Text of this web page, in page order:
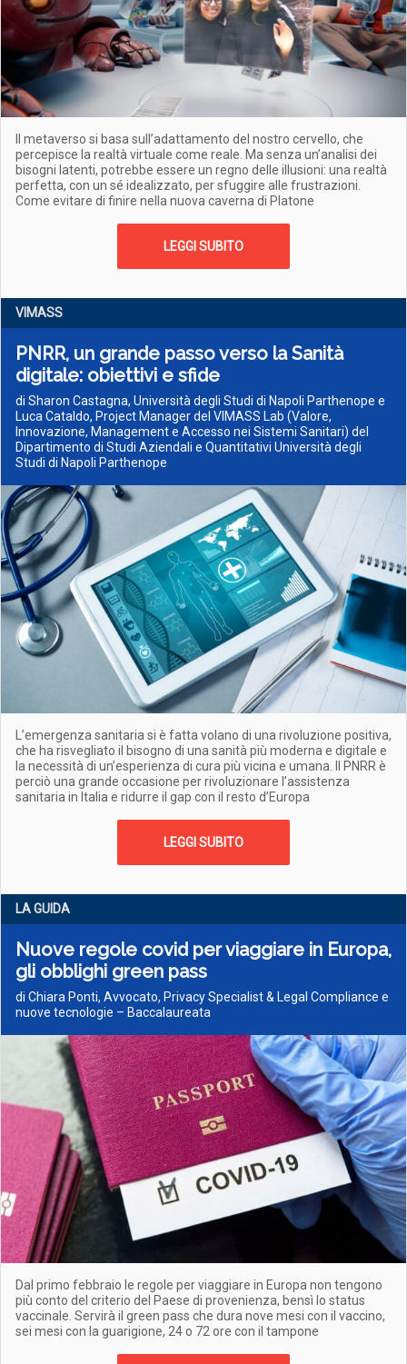
Il metaverso si basa sull’adattamento del nostro cervello, che
percepisce la realtà virtuale come reale. Ma senza un’analisi dei
bisogni latenti, potrebbe essere un regno delle illusioni: una realtà
perfetta, con un sé idealizzato, per sfuggire alle frustrazioni.
Come evitare di finire nella nuova caverna di Platone
LEGGI SUBITO
VIMASS
PNRR, un grande passo verso la Sanità
digitale: obiettivi e sfide
di Sharon Castagna, Università degli Studi di Napoli Parthenope e
Luca Cataldo, Project Manager del VIMASS Lab (Valore,
Innovazione, Management e Accesso nei Sistemi Sanitari) del
Dipartimento di Studi Aziendali e Quantitativi Università degli
Studi di Napoli Parthenope
L’emergenza sanitaria si è fatta volano di una rivoluzione positiva,
che ha risvegliato il bisogno di una sanità più moderna e digitale e
la necessità di un’esperienza di cura più vicina e umana. Il PNRR è
perciò una grande occasione per rivoluzionare l’assistenza
sanitaria in Italia e ridurre il gap con il resto d’Europa
LEGGI SUBITO
LA GUIDA
Nuove regole covid per viaggiare in Europa,
gli obblighi green pass
di Chiara Ponti, Avvocato, Privacy Specialist & Legal Compliance e
nuove tecnologie – Baccalaureata
Dal primo febbraio le regole per viaggiare in Europa non tengono
più conto del criterio del Paese di provenienza, bensì lo status
vaccinale. Servirà il green pass che dura nove mesi con il vaccino,
sei mesi con la guarigione, 24 o 72 ore con il tampone